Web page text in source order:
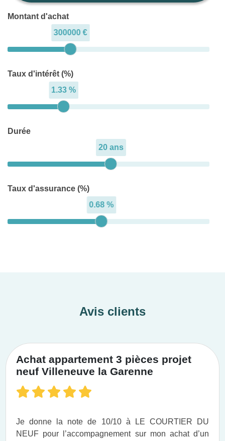
Montant d'achat
300000 €
Taux d'intérêt (%)
1.33 %
Durée
20 ans
Taux d'assurance (%)
0.68 %
Avis clients
Achat appartement 3 pièces projet
neuf Villeneuve la Garenne
Je donne la note de 10/10 à LE COURTIER DU
NEUF pour l’accompagnement sur mon achat d’un